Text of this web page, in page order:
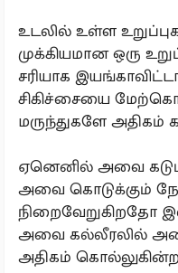
உடலில் உள்ள
முக்கியமான ஒரு
சரியாக
சிகிச்சையை
மருந்துகளே
ஏனெனில் அவை
அவை கொடுக்கும்
நிறைவேறுகிறதோ
அவை கல்லீரலில்
அதிகம்